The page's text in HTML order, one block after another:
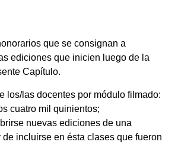
que se consignan a
ediciones que inicien luego de la
Capítulo.
los/las docentes por módulo filmado:
cuatro mil quinientos;
nuevas ediciones de una
de incluirse en ésta clases que fueron